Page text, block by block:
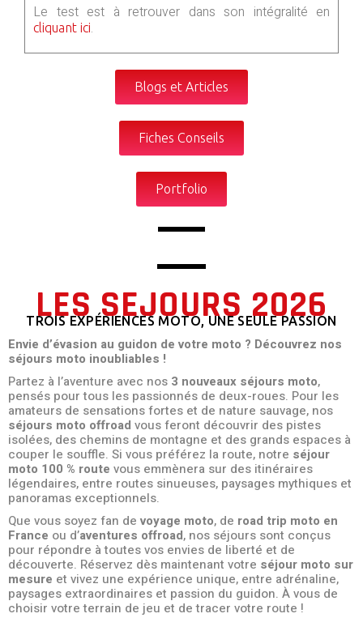
Le test est à retrouver dans son intégralité en
cliquant ici.
Blogs et Articles
Fiches Conseils
Portfolio
LES SEJOURS 2026
TROIS EXPÉRIENCES MOTO, UNE SEULE PASSION
Envie d’évasion au guidon de votre moto ? Découvrez nos
séjours moto inoubliables !
Partez à l’aventure avec nos 3 nouveaux séjours moto,
pensés pour tous les passionnés de deux-roues. Pour les
amateurs de sensations fortes et de nature sauvage, nos
séjours moto offroad vous feront découvrir des pistes
isolées, des chemins de montagne et des grands espaces à
couper le souffle. Si vous préférez la route, notre séjour
moto 100 % route vous emmènera sur des itinéraires
légendaires, entre routes sinueuses, paysages mythiques et
panoramas exceptionnels.
Que vous soyez fan de voyage moto, de road trip moto en
France ou d’aventures offroad, nos séjours sont conçus
pour répondre à toutes vos envies de liberté et de
découverte. Réservez dès maintenant votre séjour moto sur
mesure et vivez une expérience unique, entre adrénaline,
paysages extraordinaires et passion du guidon. À vous de
choisir votre terrain de jeu et de tracer votre route !